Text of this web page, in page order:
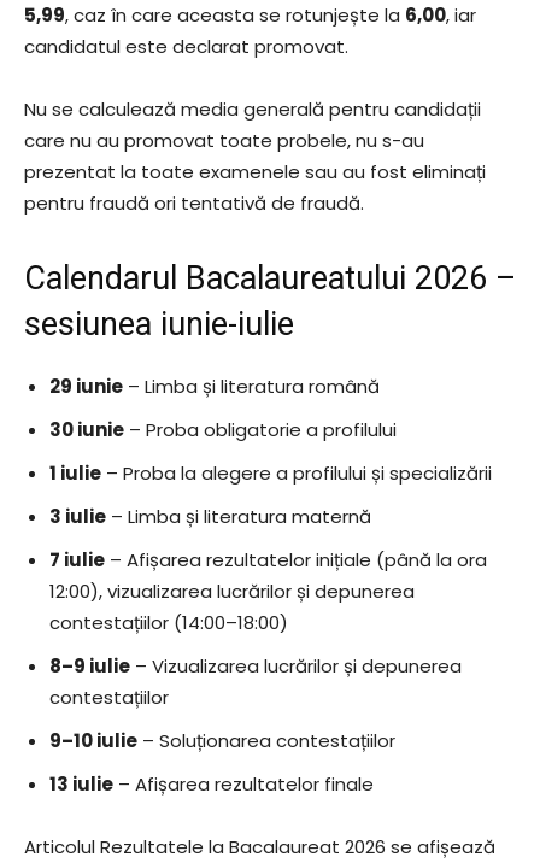
5,99, caz în care aceasta se rotunjește la 6,00, iar
candidatul este declarat promovat.
Nu se calculează media generală pentru candidații
care nu au promovat toate probele, nu s-au
prezentat la toate examenele sau au fost eliminați
pentru fraudă ori tentativă de fraudă.
Calendarul Bacalaureatului 2026 –
sesiunea iunie-iulie
29 iunie – Limba și literatura română
30 iunie – Proba obligatorie a profilului
1 iulie – Proba la alegere a profilului și specializării
3 iulie – Limba și literatura maternă
7 iulie – Afișarea rezultatelor inițiale (până la ora
12:00), vizualizarea lucrărilor și depunerea
contestațiilor (14:00–18:00)
8–9 iulie – Vizualizarea lucrărilor și depunerea
contestațiilor
9–10 iulie – Soluționarea contestațiilor
13 iulie – Afișarea rezultatelor finale
Articolul Rezultatele la Bacalaureat 2026 se afișează